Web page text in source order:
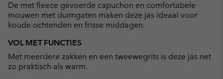
De met fleece gevoerde capuchon en comfortabele
mouwen met duimgaten maken deze jas ideaal voor
koude ochtenden en frisse middagen.
VOL MET FUNCTIES
Met meerdere zakken en een tweewegrits is deze jas net
zo praktisch als warm.